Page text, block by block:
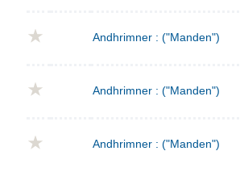
Andhrimner : ("Manden")
Andhrimner : ("Manden")
Andhrimner : ("Manden")